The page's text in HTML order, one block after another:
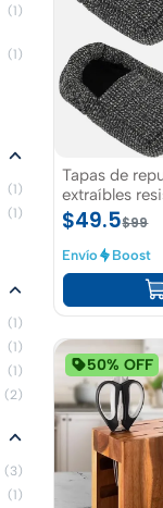
(1)
(1)
(1)
(1)
(1)
(1)
(1)
(2)
(3)
(1)
Tapas de
extraíbles
andadera
$49.5$99
Envío Boost
50% OFF